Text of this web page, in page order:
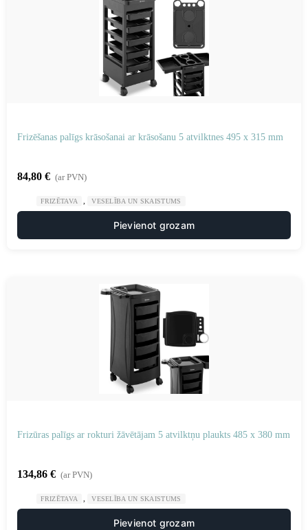
Frizēšanas palīgs krāsošanai ar krāsošanu 5 atvilktnes 495 x 315 mm
84,80 € (ar PVN)
FRIZĒTAVA VESELĪBA UN SKAISTUMS
Pievienot grozam
Frizūras palīgs ar rokturi žāvētājam 5 atvilktņu plaukts 485 x 380 mm
134,86 € (ar PVN)
FRIZĒTAVA VESELĪBA UN SKAISTUMS
Pievienot grozam